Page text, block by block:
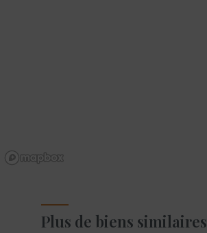
Plus de biens similaires